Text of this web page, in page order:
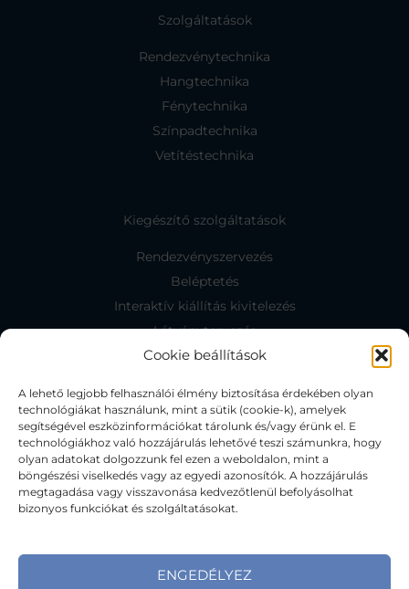
Cookie beállítások
A lehető legjobb felhasználói élmény biztosítása érdekében olyan
technológiákat használunk, mint a sütik (cookie-k), amelyek
segítségével eszközinformációkat tárolunk és/vagy érünk el. E
technológiákhoz való hozzájárulás lehetővé teszi számunkra, hogy
olyan adatokat dolgozzunk fel ezen a weboldalon, mint a
böngészési viselkedés vagy az egyedi azonosítók. A hozzájárulás
megtagadása vagy visszavonása kedvezőtlenül befolyásolhat
bizonyos funkciókat és szolgáltatásokat.
ENGEDÉLYEZ
Szolgáltatások
Rendezvénytechnika
Hangtechnika
Fénytechnika
Színpadtechnika
Vetítéstechnika
Kiegészítő szolgáltatások
Rendezvényszervezés
Beléptetés
Interaktív kiállítás kivitelezés
Látványtervezés
Kapcsolat
Kapcsolat
Facebook
Ajánlatkérés